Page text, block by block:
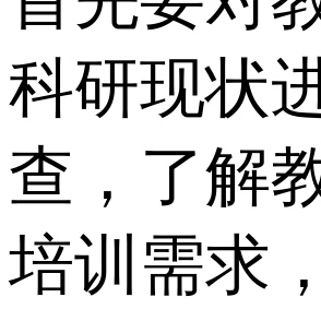
科研现状
查，了解
培训需求